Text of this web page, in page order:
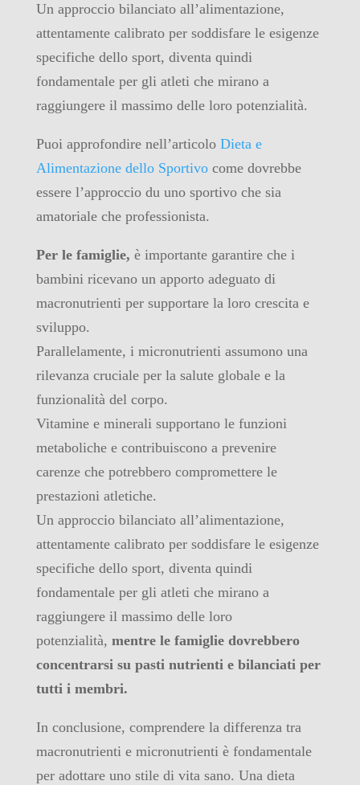
Un approccio bilanciato all’alimentazione,
attentamente calibrato per soddisfare le esigenze
specifiche dello sport, diventa quindi
fondamentale per gli atleti che mirano a
raggiungere il massimo delle loro potenzialità.
Puoi approfondire nell’articolo Dieta e
Alimentazione dello Sportivocome dovrebbe
essere l’approccio du uno sportivo che sia
amatoriale che professionista.
Per le famiglie, è importante garantire che i
bambini ricevano un apporto adeguato di
macronutrienti per supportare la loro crescita e
sviluppo.
Parallelamente, i micronutrienti assumono una
rilevanza cruciale per la salute globale e la
funzionalità del corpo.
Vitamine e minerali supportano le funzioni
metaboliche e contribuiscono a prevenire
carenze che potrebbero compromettere le
prestazioni atletiche.
Un approccio bilanciato all’alimentazione,
attentamente calibrato per soddisfare le esigenze
specifiche dello sport, diventa quindi
fondamentale per gli atleti che mirano a
raggiungere il massimo delle loro
potenzialità, mentre le famiglie dovrebbero
concentrarsi su pasti nutrienti e bilanciati per
tutti i membri.
In conclusione, comprendere la differenza tra
macronutrienti e micronutrienti è fondamentale
per adottare uno stile di vita sano. Una dieta